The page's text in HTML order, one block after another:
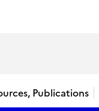
Publications